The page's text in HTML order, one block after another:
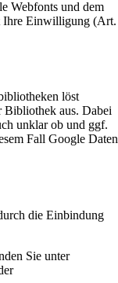
Webfonts und dem
Ihre Einwilligung (Art.
löst
Bibliothek aus. Dabei
unklar ob und ggf.
Fall Google Daten
die Einbindung
Sie unter